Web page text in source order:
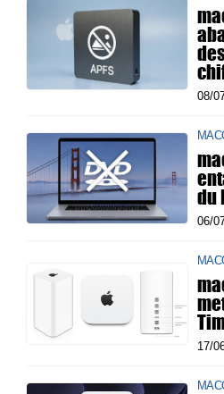
08/
du
06/
17/